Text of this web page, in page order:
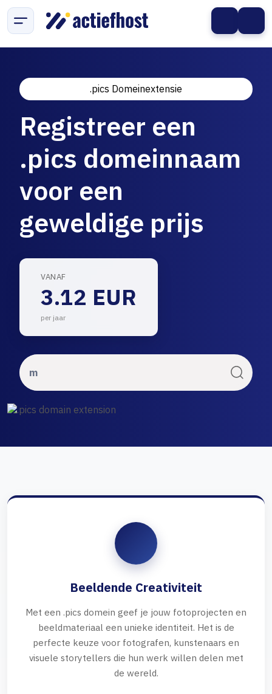
.pics Domeinextensie
Registreer een
.pics domeinnaam
voor een
geweldige prijs
VANAF
3.12 EUR
per jaar
Beeldende Creativiteit
Met een .pics domein geef je jouw fotoprojecten en
beeldmateriaal een unieke identiteit. Het is de
perfecte keuze voor fotografen, kunstenaars en
visuele storytellers die hun werk willen delen met
de wereld.